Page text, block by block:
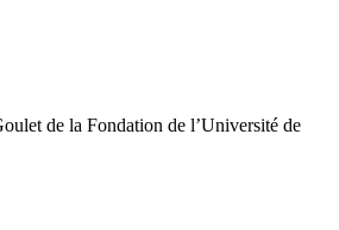
de la Fondation de l’Université de